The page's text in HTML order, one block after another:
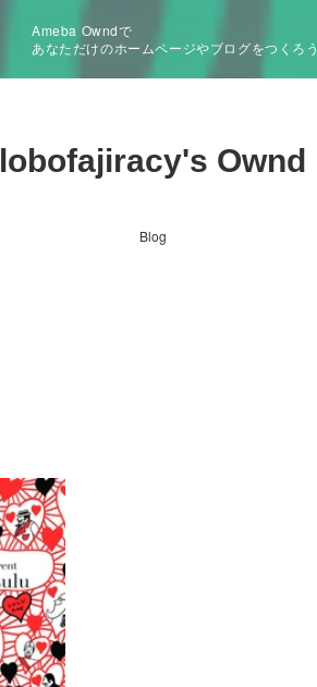
Ameba Owndで
あなただけのホームページやブログをつくろう
lobofajiracy's Ownd
Blog